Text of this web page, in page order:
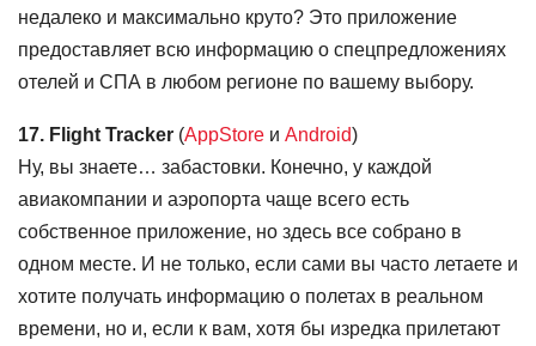
недалеко и максимально круто? Это приложение
предоставляет всю информацию о спецпредложениях
отелей и СПА в любом регионе по вашему выбору.
17. Flight Tracker (AppStore и Android)
Ну, вы знаете… забастовки. Конечно, у каждой
авиакомпании и аэропорта чаще всего есть
собственное приложение, но здесь все собрано в
одном месте. И не только, если сами вы часто летаете и
хотите получать информацию о полетах в реальном
времени, но и, если к вам, хотя бы изредка прилетают